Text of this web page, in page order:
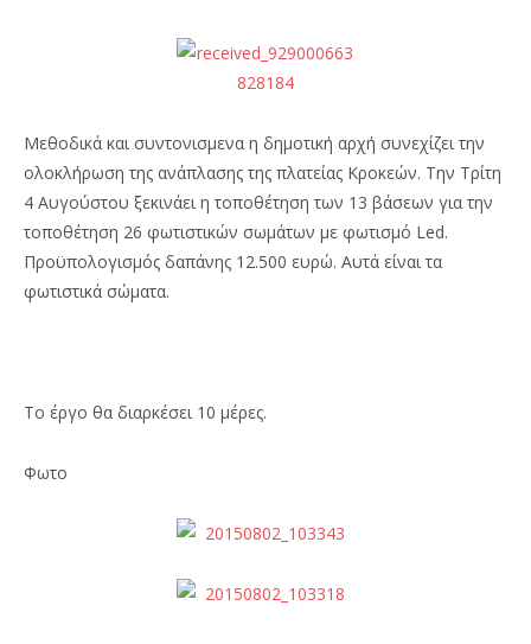
Μεθοδικά και συντονισμενα η δημοτική αρχή συνεχίζει την
ολοκλήρωση της ανάπλασης της πλατείας Κροκεών. Την Τρίτη
4 Αυγούστου ξεκινάει η τοποθέτηση των 13 βάσεων για την
τοποθέτηση 26 φωτιστικών σωμάτων με φωτισμό Led.
Προϋπολογισμός δαπάνης 12.500 ευρώ. Αυτά είναι τα
φωτιστικά σώματα.
Το έργο θα διαρκέσει 10 μέρες.
Φωτο